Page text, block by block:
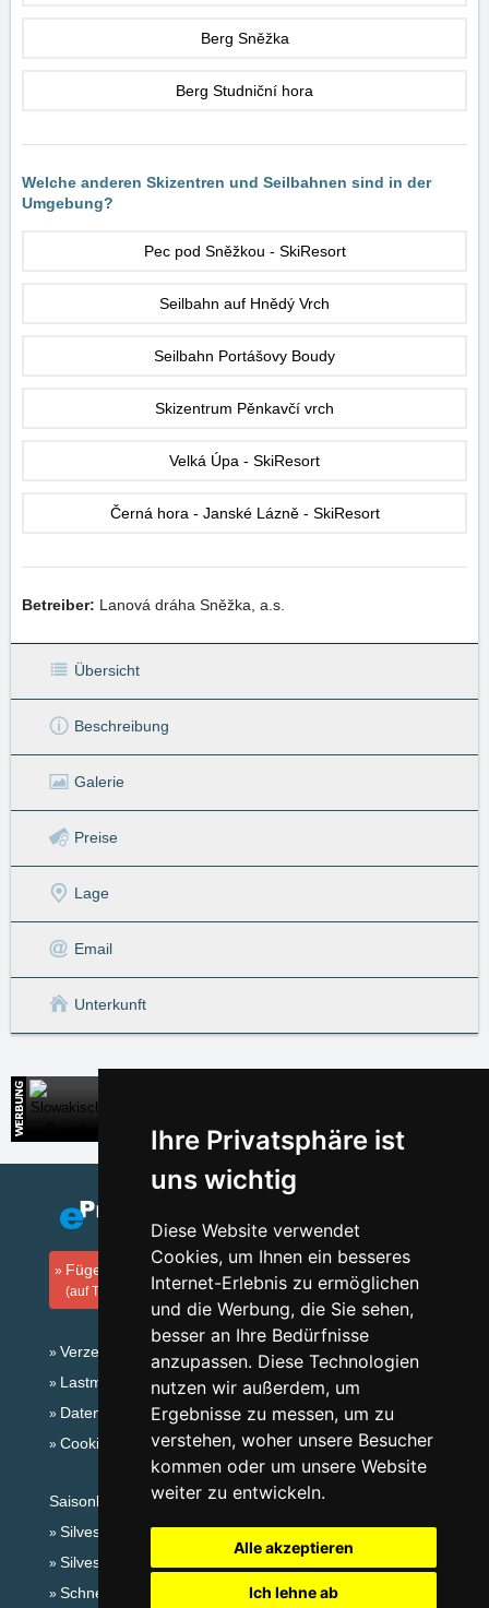
Ihre Privatsphäre ist
uns wichtig
Diese Website verwendet
Cookies, um Ihnen ein besseres
Internet-Erlebnis zu ermöglichen
und die Werbung, die Sie sehen,
besser an Ihre Bedürfnisse
anzupassen. Diese Technologien
nutzen wir außerdem, um
Ergebnisse zu messen, um zu
verstehen, woher unsere Besucher
kommen oder um unsere Website
weiter zu entwickeln.
Alle akzeptieren
Ich lehne ab
Berg Sněžka
Berg Studniční hora
Welche anderen Skizentren und Seilbahnen sind in der
Umgebung?
Pec pod Sněžkou - SkiResort
Seilbahn auf Hnědý Vrch
Seilbahn Portášovy Boudy
Skizentrum Pěnkavčí vrch
Velká Úpa - SkiResort
Černá hora - Janské Lázně - SkiResort
Betreiber: Lanová dráha Sněžka, a.s.
Übersicht
Beschreibung
Galerie
Preise
Lage
Email
Unterkunft
Fügen Sie Ihre Unterkunft hinzu
(auf Tschechisch)
Verzeichnis der Unterkunft
Lastminute Riesengebirge
Datenschutz
Cookies
Saisonlinks:
Silvester Riesengebirge
Silvester im Gebirge 2025/26
Schneehöhen